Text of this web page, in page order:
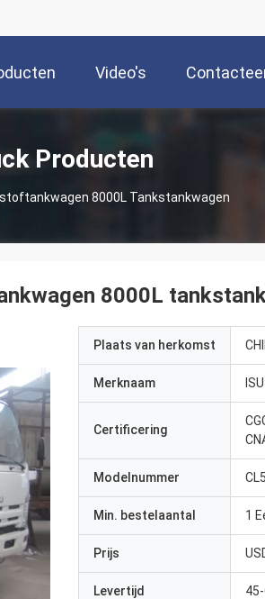
Video's
Producten
8000L Tankstankwagen
8000L
Plaats van herkomst
Merknaam
Certificering
Modelnummer
Min. bestelaantal 1
Prijs
Levertijd